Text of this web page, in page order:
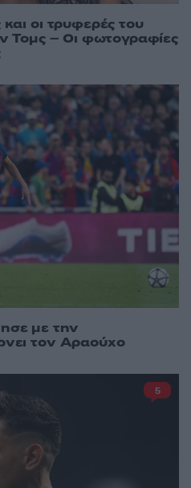
οι τρυφερές του
Τομς – Οι φωτογραφίες
με την
τον Αραούχο
5